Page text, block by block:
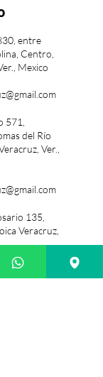
entre
Centro,
Mexico
571,
del Río
Ver.,
135,
Veracruz,